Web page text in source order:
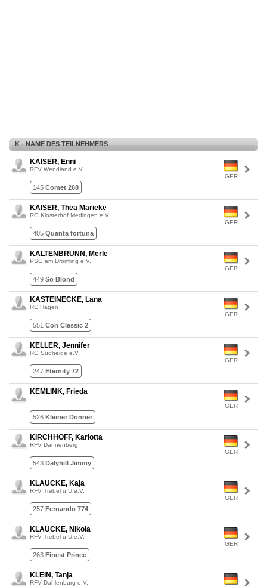
K - NAME DES TEILNEHMERS
GER
KAISER, Enni
RFV Wendland e.V.
145 Comet 268
GER
KAISER, Thea Marieke
RG Klosterhof Medingen e.V.
405 Quanta fortuna
GER
KALTENBRUNN, Merle
PSG am Drömling e.V.
449 So Blond
GER
KASTEINECKE, Lana
RC Hagen
551 Con Classic 2
GER
KELLER, Jennifer
RG Südheide e.V.
247 Eternity 72
GER
KEMLINK, Frieda
526 Kleiner Donner
GER
KIRCHHOFF, Karlotta
RFV Dannenberg
543 Dalyhill Jimmy
GER
KLAUCKE, Kaja
RFV Trebel u.U.e.V.
257 Fernando 774
GER
KLAUCKE, Nikola
RFV Trebel u.U.e.V.
263 Finest Prince
KLEIN, Tanja
RFV Dahlenburg e.V.